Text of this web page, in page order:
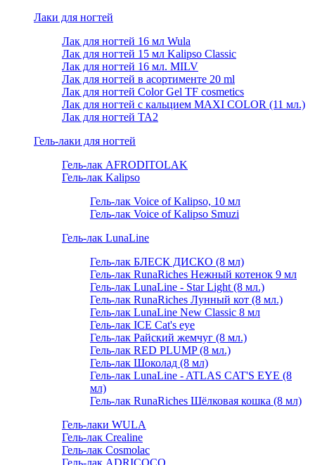
Лаки для ногтей
Лак для ногтей 16 мл Wula
Лак для ногтей 15 мл Kalipso Classic
Лак для ногтей 16 мл. MILV
Лак для ногтей в асортименте 20 ml
Лак для ногтей Color Gel TF cosmetics
Лак для ногтей с кальцием MAXI COLOR (11 мл.)
Лак для ногтей TA2
Гель-лаки для ногтей
Гель-лак AFRODITOLAK
Гель-лак Kalipso
Гель-лак Voice of Kalipso, 10 мл
Гель-лак Voice of Kalipso Smuzi
Гель-лак LunaLine
Гель-лак БЛЕСК ДИСКО (8 мл)
Гель-лак RunaRiches Нежный котенок 9 мл
Гель-лак LunaLine - Star Light (8 мл.)
Гель-лак RunaRiches Лунный кот (8 мл.)
Гель-лак LunaLine New Classic 8 мл
Гель-лак ICE Cat's eye
Гель-лак Райский жемчуг (8 мл.)
Гель-лак RED PLUMP (8 мл.)
Гель-лак Шоколад (8 мл)
Гель-лак LunaLine - ATLAS CAT'S EYE (8
мл)
Гель-лак RunaRiches Шёлковая кошка (8 мл)
Гель-лаки WULA
Гель-лак Crealine
Гель-лак Cosmolac
Гель-лак ADRICOCO